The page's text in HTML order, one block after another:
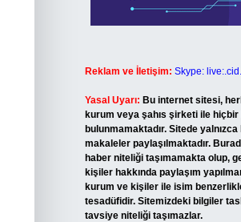
Reklam ve İletişim: Skype:
Yasal Uyarı: Bu internet sitesi,
kurum veya şahıs şirketi ile hiçbir
bulunmamaktadır. Sitede yalnızca
makaleler paylaşılmaktadır.
haber niteliği taşımamakta olup,
kişiler hakkında paylaşım
kurum ve kişiler ile isim
tesadüfidir. Sitemizdeki bilgiler
tavsiye niteliği taşımazlar.